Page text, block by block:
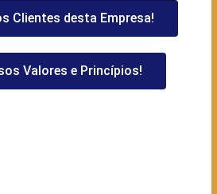
Clientes desta Empresa!
Valores e Princípios!